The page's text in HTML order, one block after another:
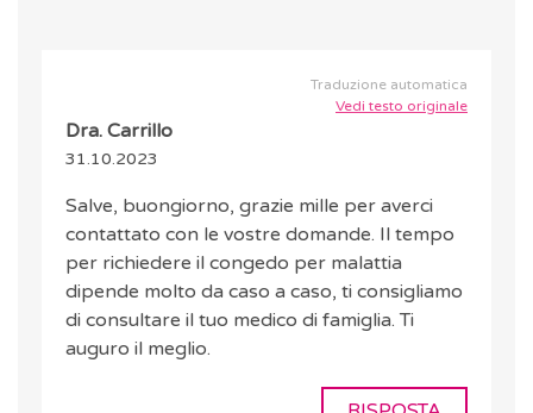
Traduzione automatica
Vedi testo originale
Dra. Carrillo
31.10.2023
Salve, buongiorno, grazie mille per averci
contattato con le vostre domande. Il tempo
per richiedere il congedo per malattia
dipende molto da caso a caso, ti consigliamo
di consultare il tuo medico di famiglia. Ti
auguro il meglio.